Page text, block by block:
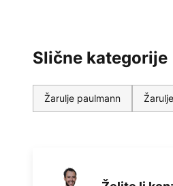
Slične kategorije
Žarulje paulmann